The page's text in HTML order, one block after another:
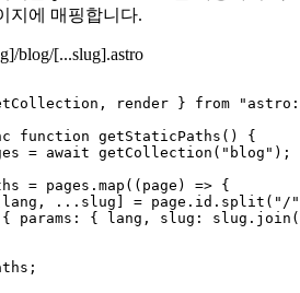
지에 매핑합니다.
blog/[...slug].astro
render } from "
function getStaticPaths ()
{
= await getCollection ( " blog " );
= pages . map ( ( page )
=> {
lang , ... slug ] = page . id . split ( " / "
params: {
lang , slug: slug . join (